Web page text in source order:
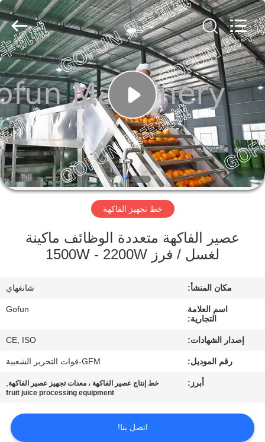
مسكن
منتجات
أشرطة
فيديو
عرض
الافتراضي
جولة
مراقبة
الجودة
Shanghai
Gofun
Machinery
Co.,
Ltd..
All
Rights
Reserved.
خط تجهيز الفاكهة
عصير الفاكهة متعددة الوظائف ماكينة
لغسل / فرز 1500W - 2200W
مكان المنشأ: شانغهاي
اسم العلامة
التجارية:
Gofun
إصدار الشهادات: CE, ISO
رقم الموديل: GFM-قوات التحرير الشعبية
أبرز: خط إنتاج عصير الفاكهة ، معدات تجهيز عصير الفاكهة,
fruit juice processing equipment
اتصل بنا!